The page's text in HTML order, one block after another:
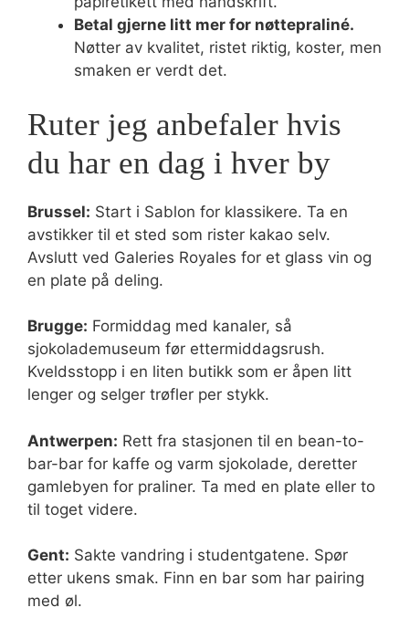
Betal gjerne litt mer for nøttepraliné.
Nøtter av kvalitet, ristet riktig, koster, men
smaken er verdt det.
Ruter jeg anbefaler hvis
du har en dag i hver by
Brussel: Start i Sablon for klassikere. Ta en
avstikker til et sted som rister kakao selv.
Avslutt ved Galeries Royales for et glass vin og
en plate på deling.
Brugge: Formiddag med kanaler, så
sjokolademuseum før ettermiddagsrush.
Kveldsstopp i en liten butikk som er åpen litt
lenger og selger trøfler per stykk.
Antwerpen: Rett fra stasjonen til en bean-to-
bar-bar for kaffe og varm sjokolade, deretter
gamlebyen for praliner. Ta med en plate eller to
til toget videre.
Gent: Sakte vandring i studentgatene. Spør
etter ukens smak. Finn en bar som har pairing
med øl.